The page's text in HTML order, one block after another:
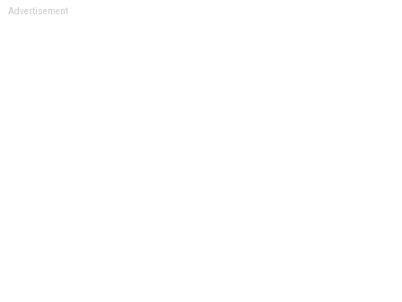
Advertisement